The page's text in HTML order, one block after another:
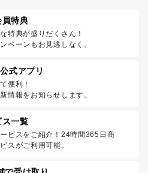
員特典
特典が盛りだくさん！
ペーンもお見逃しなく。
式アプリ
便利！
情報をお知らせします。
一覧
ビスをご紹介！24時間365日商
スがご利用可能。